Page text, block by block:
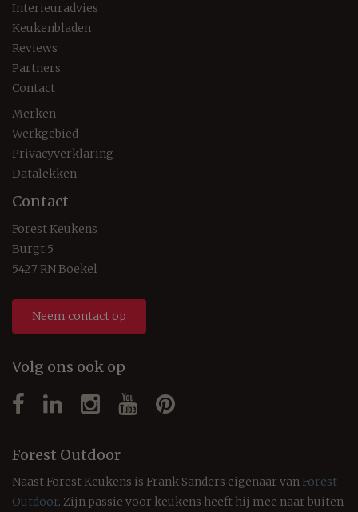
Interieuradvies
Keukenbladen
Reviews
Partners
Contact
Merken
Werkgebied
Privacyverklaring
Datalekken
Contact
Forest Keukens
Burgt 5
5427 RN Boekel
Neem contact op
Volg ons ook op
Forest Outdoor
Naast Forest Keukens is Frank Sanders eigenaar van Forest
Outdoor. Zijn passie voor keukens heeft hij mee naar buiten